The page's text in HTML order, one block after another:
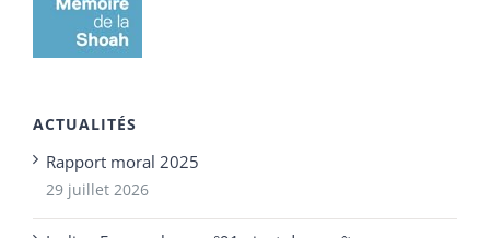
ACTUALITÉS
Rapport moral 2025
29 juillet 2026